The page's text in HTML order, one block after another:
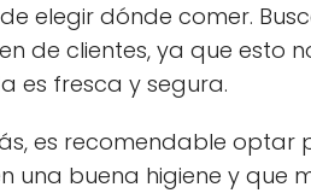
elegir dónde comer.
de clientes, ya que esto
es fresca y segura.
es recomendable optar
una buena higiene y que